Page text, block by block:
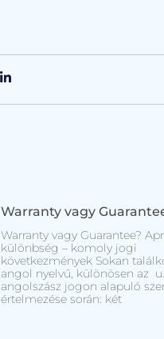
Warranty vagy
Warranty vagy Guarantee?
különbség – komoly jogi
következmények Sokan
angol nyelvű, különösen az
angolszász jogon alapuló
értelmezése során: két